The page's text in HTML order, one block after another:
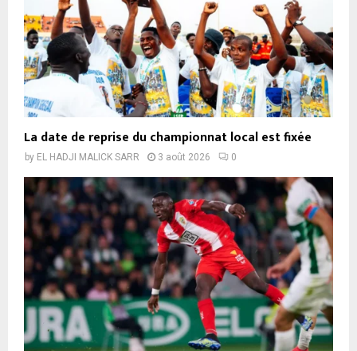
La date de reprise du championnat local est fixée
by EL HADJI MALICK SARR 3 août 2026 0